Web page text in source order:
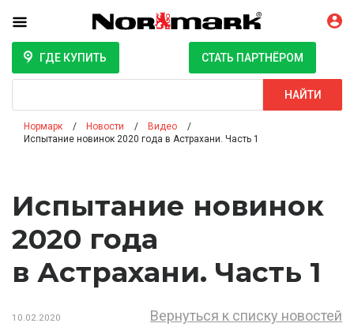
ГДЕ КУПИТЬ СТАТЬ ПАРТНЁРОМ
НАЙТИ
Нормарк Новости
Видео
Испытание новинок 2020 года в Астрахани. Часть 1
Испытание новинок
2020 года
в Астрахани. Часть 1
10.02.2020
Вернуться к списку новостей